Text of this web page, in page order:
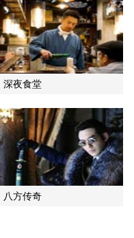
深夜食堂
八方传奇